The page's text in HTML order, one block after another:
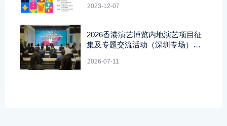
2023-12-07
2026香港演艺博览内地演艺项目征
集及专题交流活动（深圳专场）成
2026-07-11